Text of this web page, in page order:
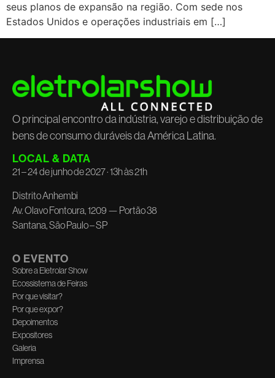
seus planos de expansão na região. Com sede nos
Estados Unidos e operações industriais em […]
O principal encontro da indústria, varejo e distribuição de
bens de consumo duráveis da América Latina.
LOCAL & DATA
21 – 24 de junho de 2027 · 13h às 21h
Distrito Anhembi
Av. Olavo Fontoura, 1209 — Portão 38
Santana, São Paulo – SP
O EVENTO
Sobre a Eletrolar Show
Ecossistema de Feiras
Por que visitar?
Por que expor?
Depoimentos
Expositores
Galeria
Imprensa